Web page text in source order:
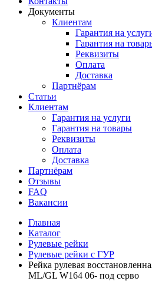
Документы
Клиентам
Гарантия на
Гарантия на
Реквизиты
Оплата
Доставка
Партнёрам
Статьи
Клиентам
Гарантия на услуги
Гарантия на товары
Реквизиты
Оплата
Доставка
Партнёрам
Отзывы
FAQ
Вакансии
Главная
Каталог
Рулевые рейки
Рулевые рейки с ГУР
Рейка рулевая
ML/GL W164 06- под серво